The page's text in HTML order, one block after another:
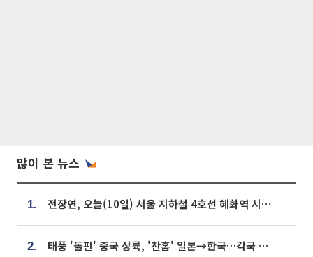
많이 본 뉴스
1. 전장연, 오늘(10일) 서울 지하철 4호선 혜화역 시위…1호선 용산역 무정차
2. 태풍 '돌핀' 중국 상륙, '찬홈' 일본→한국…각국 기상청 예상 경로는?